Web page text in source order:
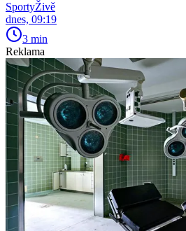
SportyŽivě
dnes, 09:19
3 min
Reklama